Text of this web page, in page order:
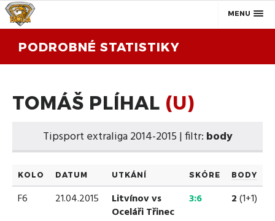
MENU
PODROBNÉ STATISTIKY
TOMÁŠ PLÍHAL (U)
Tipsport extraliga 2014-2015 | filtr: body
KOLO DATUM UTKÁNÍ SKÓRE BODY
F6 21.04.2015
Litvínov vs
Oceláři Třinec
3:6 2(1+1)